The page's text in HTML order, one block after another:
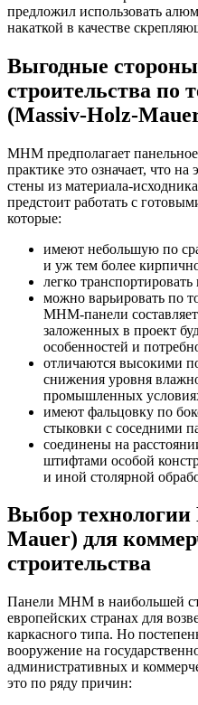
предложил использовать
накаткой в качестве
Выгодные
строительства
(Massiv-Holz-
МНМ предполагает панельное
практике это означает, что
стены из материала-
предстоит работать с
которые:
имеют небольшую по
и уж тем более
легко транспортировать
можно варьировать по
МНМ-панели
заложенных в проект
особенностей и
отличаются высокими
снижения уровня
промышленных
имеют фальцовку по
стыковки с соседними
соединены на
штифтами особой
и иной столярной
Выбор
Mauer) для
строительства
Панели МНМ в наибольшей
европейских странах для
каркасного типа. Но
вооружение на
административных и
это по ряду причин: